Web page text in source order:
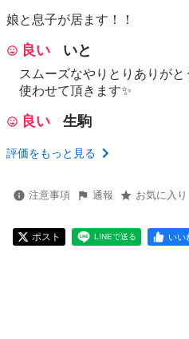
娘と息子が居ます！！
良い いと
スムーズなやりとりありが
使わせて頂きます✨
良い 生駒
評価をもっと見る
注意事項 通報 お気に入
ポスト LINEで送る いい